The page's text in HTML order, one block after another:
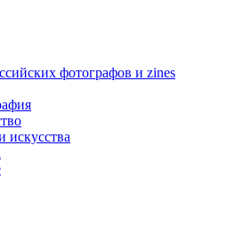
фотографов и zines
искусства